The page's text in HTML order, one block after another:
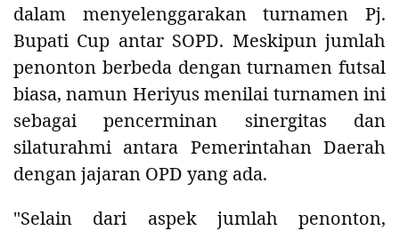
dalam menyelenggarakan turnamen Pj.
Bupati Cup antar SOPD. Meskipun jumlah
penonton berbeda dengan turnamen futsal
biasa, namun Heriyus menilai turnamen ini
sebagai pencerminan sinergitas dan
silaturahmi antara Pemerintahan Daerah
dengan jajaran OPD yang ada.
"Selain dari aspek jumlah penonton,